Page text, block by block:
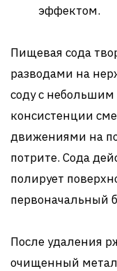
эффектом.
Пищевая сода
разводами на
соду с
консистенции
движениями на
потрите. Сода
полирует
первоначальный
После удаления
очищенный